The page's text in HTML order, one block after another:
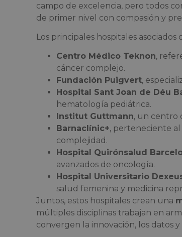
campo de excelencia, pero todos
de primer nivel con compasión y
Los principales hospitales asociados
Centro Médico Teknon,
cáncer complejo.
Fundación Puigvert,
Hospital Sant Joan de Déu
hematología pediátrica.
Institut Guttmann, un centro
Barnaclínic+, perteneciente
complejidad.
Hospital Quirónsalud
avanzados de oncología.
Hospital Universitario
salud femenina y medicina
Juntos, estos hospitales crean una
múltiples disciplinas trabajan en
convergen la innovación, los datos